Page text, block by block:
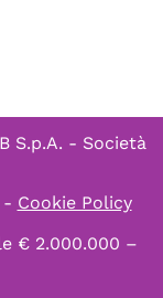
S.p.A. - Società
Cookie Policy
€ 2.000.000 –